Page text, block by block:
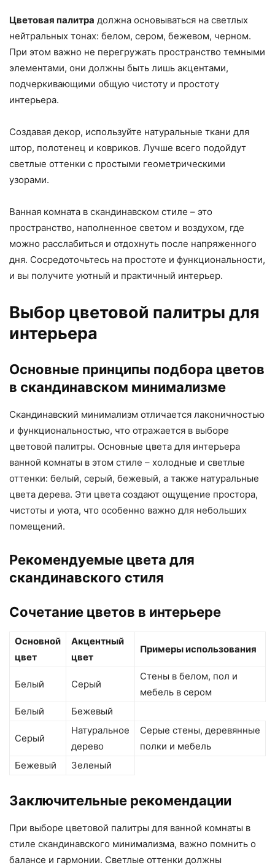
Цветовая палитра должна основываться на светлых
нейтральных тонах: белом, сером, бежевом, черном.
При этом важно не перегружать пространство темными
элементами, они должны быть лишь акцентами,
подчеркивающими общую чистоту и простоту
интерьера.
Создавая декор, используйте натуральные ткани для
штор, полотенец и ковриков. Лучше всего подойдут
светлые оттенки с простыми геометрическими
узорами.
Ванная комната в скандинавском стиле – это
пространство, наполненное светом и воздухом, где
можно расслабиться и отдохнуть после напряженного
дня. Сосредоточьтесь на простоте и функциональности,
и вы получите уютный и практичный интерьер.
Выбор цветовой палитры для
интерьера
Основные принципы подбора цветов
в скандинавском минимализме
Скандинавский минимализм отличается лаконичностью
и функциональностью, что отражается в выборе
цветовой палитры. Основные цвета для интерьера
ванной комнаты в этом стиле – холодные и светлые
оттенки: белый, серый, бежевый, а также натуральные
цвета дерева. Эти цвета создают ощущение простора,
чистоты и уюта, что особенно важно для небольших
помещений.
Рекомендуемые цвета для
скандинавского стиля
Сочетание цветов в интерьере
Основной
цвет
Акцентный
цвет
Примеры использования
Белый Серый
Стены в белом, пол и
мебель в сером
Белый
Бежевый
Серый
Натуральное
дерево
Серые стены, деревянные
полки и мебель
Бежевый
Зеленый
Заключительные рекомендации
При выборе цветовой палитры для ванной комнаты в
стиле скандинавского минимализма, важно помнить о
балансе и гармонии. Светлые оттенки должны